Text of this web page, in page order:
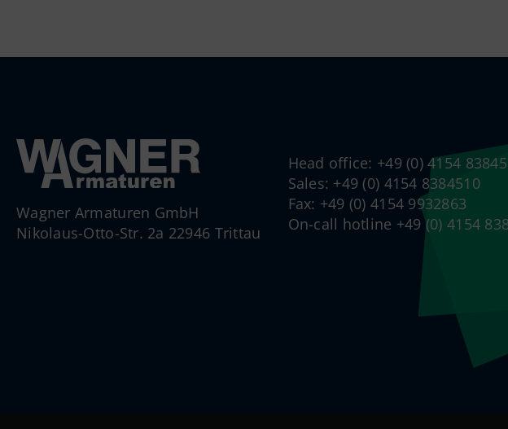
Wagner Armaturen GmbH
Nikolaus-Otto-Str. 2a 22946 Trittau
Head office: +49 (0) 4154
Sales: +49 (0) 4154 8384510
Fax: +49 (0) 4154 9932863
On-call hotline +49 (0) 4154